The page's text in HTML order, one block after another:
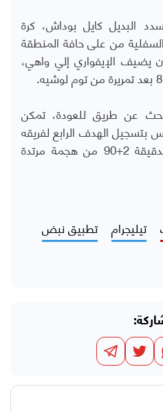
البديل كايل بوداش، كرة
من على حافة المنطقة
يضيف الإيفواري إلي واهي،
عن طريق للعودة، تمكن
الهدف الرابع لفريقه
والشخصي الثاني له في الدقيقة 2+90 من هجمة مرتدة
تيليجرام تطبيق نبض